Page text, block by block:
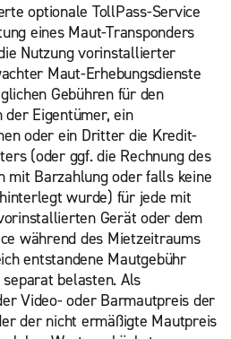
optionale TollPass-Service
eines Maut-Transponders
Nutzung vorinstallierter
Maut-Erhebungsdienste
Gebühren für den
der Eigentümer, ein
oder ein Dritter die Kredit-
(oder ggf. die Rechnung des
mit Barzahlung oder falls keine
wurde) für jede mit
Gerät oder dem
während des Mietzeitraums
entstandene Mautgebühr
belasten. Als
Video- oder Barmautpreis der
der nicht ermäßigte Mautpreis